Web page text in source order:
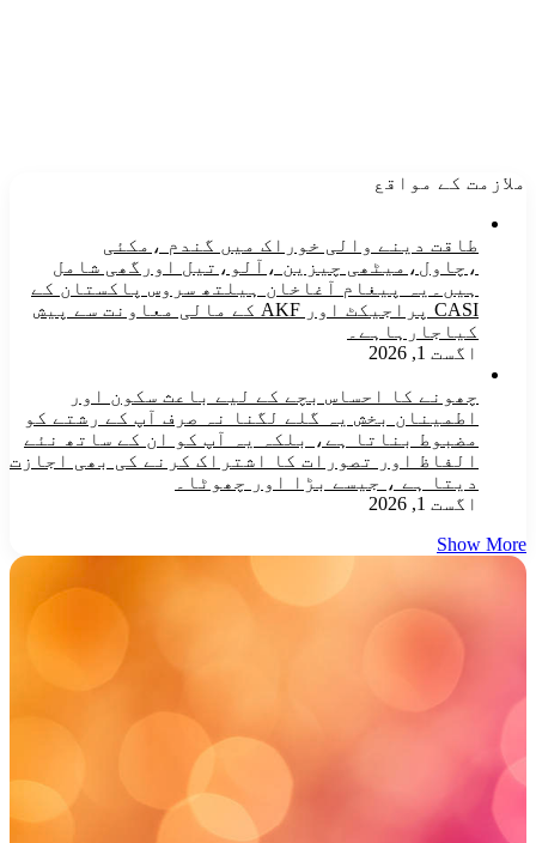
ملازمت کے مواقع
طاقت دینے والی خوراک میں گندم ،مکئی
،چاول،میٹھی چیزین ،آلو،تیل اورگھی شامل
ہیں۔یہ پیغام آغاخان ہیلتھ سروس پاکستان کے
CASI پراجیکٹ اور AKF کے مالی معاونت سے پیش
کیاجارہاہے۔
اگست 1, 2026
چھونے کا احساس بچے کے لیے باعث سکون اور
اطمینان بخش یہ گلے لگنا نہ صرف آپ کے رشتے کو
مضبوط بناتا ہے، بلکہ یہ آپ کو ان کے ساتھ نئے
الفاظ اور تصورات کا اشتراک کرنے کی بھی اجازت
دیتا ہے ، جیسے بڑا اور چھوٹا۔
اگست 1, 2026
Show More